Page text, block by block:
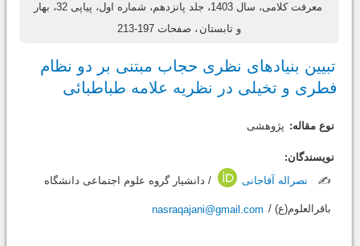
معرفت کلامی، سال 1403، جلد پانزدهم، شماره اول، پیاپی 32، بهار
و تابستان ، صفحات 197-213
تبیین بنیادهای نظری حجاب مبتنی بر دو نظام
فطری و تخیلی در نظریه علامه طباطبائی
نوع مقاله: پژوهشی
نویسندگان:
✍️
نصراله آقاجانی / دانشیار گروه علوم اجتماعی دانشگاه
باقرالعلوم(ع) / nasraqajani@gmail.com